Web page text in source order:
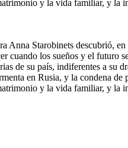
y la vida familiar, y la
Anna Starobinets descubrió,
cuando los sueños y el futuro
de su país, indiferentes a su
en Rusia, y la condena de
y la vida familiar, y la